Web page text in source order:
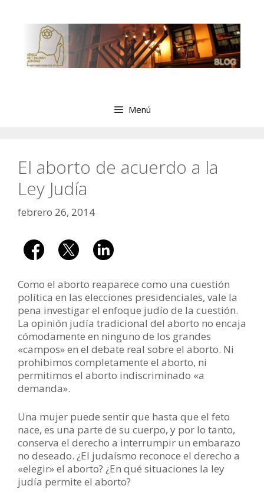
contenido
Menú
El aborto de acuerdo a la
Ley Judía
febrero 26, 2014
Como el aborto reaparece como una cuestión
política en las elecciones presidenciales, vale la
pena investigar el enfoque judío de la cuestión.
La opinión judía tradicional del aborto no encaja
cómodamente en ninguno de los grandes
«campos» en el debate real sobre el aborto. Ni
prohibimos completamente el aborto, ni
permitimos el aborto indiscriminado «a
demanda».
Una mujer puede sentir que hasta que el feto
nace, es una parte de su cuerpo, y por lo tanto,
conserva el derecho a interrumpir un embarazo
no deseado. ¿El judaísmo reconoce el derecho a
«elegir» el aborto? ¿En qué situaciones la ley
judía permite el aborto?